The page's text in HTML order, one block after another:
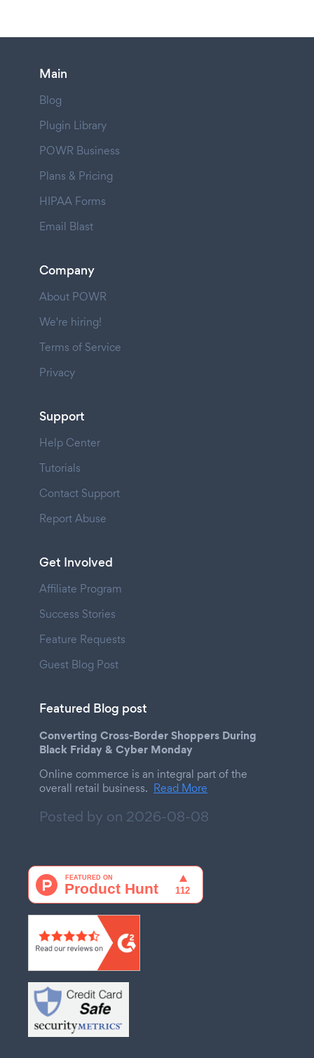
Main
Blog
Plugin Library
POWR Business
Plans & Pricing
HIPAA Forms
Email Blast
Company
About POWR
We're hiring!
Terms of Service
Privacy
Support
Help Center
Tutorials
Contact Support
Report Abuse
Get Involved
Affiliate Program
Success Stories
Feature Requests
Guest Blog Post
Featured Blog post
Converting Cross-Border Shoppers During
Black Friday & Cyber Monday
Online commerce is an integral part of the
overall retail business. Read More
Posted by on 2026-08-08